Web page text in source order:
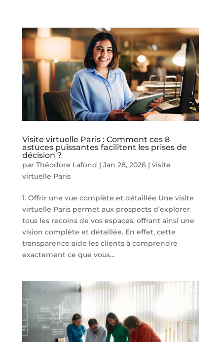
Visite virtuelle Paris : Comment ces 8
astuces puissantes facilitent les prises de
décision ?
par Théodore Lafond | Jan 28, 2026| visite
virtuelle Paris
1. Offrir une vue complète et détaillée Une visite
virtuelle Paris permet aux prospects d’explorer
tous les recoins de vos espaces, offrant ainsi une
vision complète et détaillée. En effet, cette
transparence aide les clients à comprendre
exactement ce que vous...